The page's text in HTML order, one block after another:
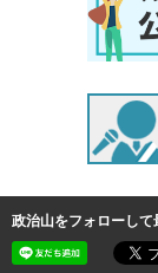
政治山をフォローして